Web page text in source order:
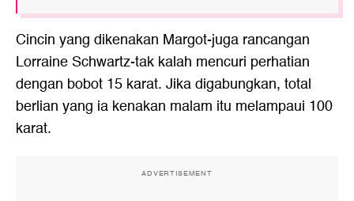
Cincin yang dikenakan Margot-juga rancangan
Lorraine Schwartz-tak kalah mencuri perhatian
dengan bobot 15 karat. Jika digabungkan, total
berlian yang ia kenakan malam itu melampaui 100
karat.
ADVERTISEMENT